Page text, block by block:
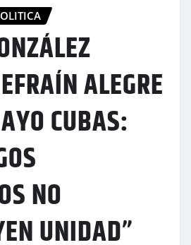
ALEGRE
CUBAS:
NO
UNIDAD”